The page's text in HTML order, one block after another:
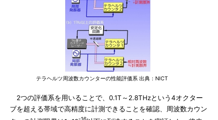
テラヘルツ周波数カウンターの性能評価系 出典：NICT
2つの評価系を用いることで、0.1T～2.8THzという4オクター
ブを超える帯域で高精度に計測できることを確認、周波数カウン